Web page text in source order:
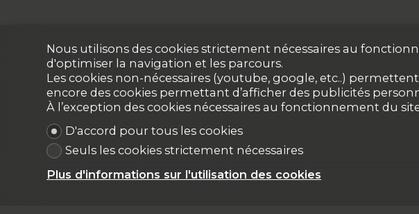
Nous utilisons des cookies strictement nécessaires au
d'optimiser la navigation et les parcours.
Les cookies non-nécessaires (youtube, google, etc..)
encore des cookies permettant d’afficher des publicités
À l’exception des cookies nécessaires au fonctionnement du
D'accord pour tous les cookies
Seuls les cookies strictement nécessaires
Plus d'informations sur l'utilisation des cookies